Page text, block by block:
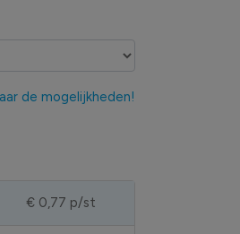
de mogelijkheden!
€ 0,77 p/st